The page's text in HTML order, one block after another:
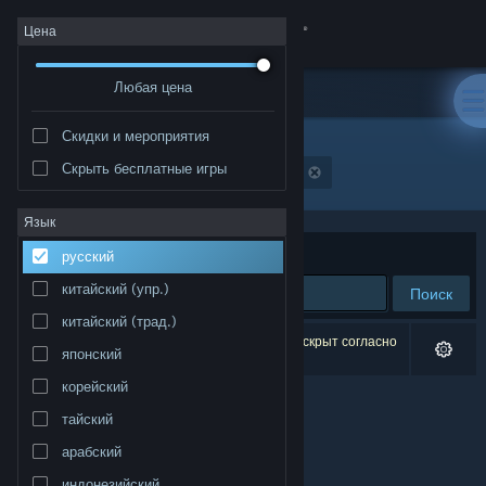
Войти
Сообщество
Информация
Поддержка
Изменить язык
Полная версия
Цена
Любая цена
Скидки и мероприятия
Скрыть бесплатные игры
Язык
русский
китайский (упр.)
китайский (трад.)
японский
корейский
тайский
арабский
Разработчик: Gungus, Wungus, &amp; Jimmy
Сортировать по
Поиск
Результатов по вашему запросу: 0. 1 продукт скрыт согласно
вашим настройкам.